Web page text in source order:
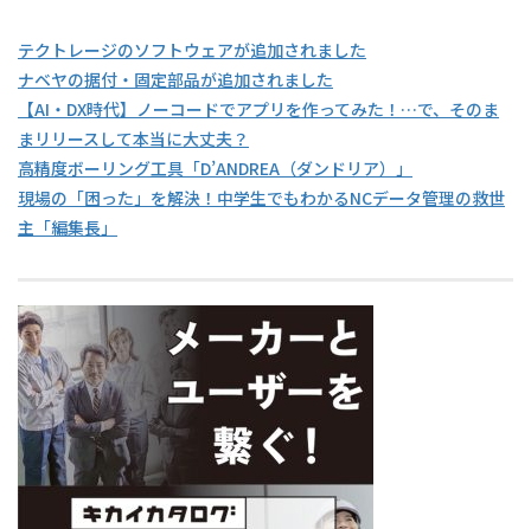
テクトレージのソフトウェアが追加されました
ナベヤの据付・固定部品が追加されました
【AI・DX時代】ノーコードでアプリを作ってみた！…で、そのま
まリリースして本当に大丈夫？
高精度ボーリング工具「D’ANDREA（ダンドリア）」
現場の「困った」を解決！中学生でもわかるNCデータ管理の救世
主「編集長」